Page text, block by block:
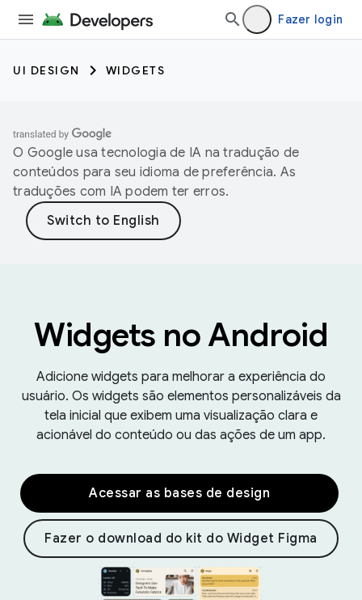
Fazer login
UI DESIGN WIDGETS
O Google usa tecnologia de IA na tradução de
conteúdos para seu idioma de preferência. As
traduções com IA podem ter erros.
Widgets no Android
Adicione widgets para melhorar a experiência do
usuário. Os widgets são elementos personalizáveis da
tela inicial que exibem uma visualização clara e
acionável do conteúdo ou das ações de um app.
Acessar as bases de design
Fazer o download do kit do Widget Figma